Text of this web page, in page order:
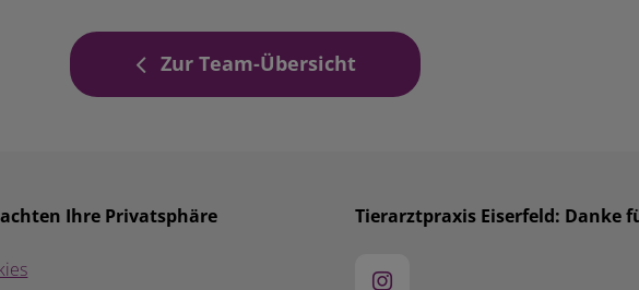
Zur Team-Übersicht
Ihre Privatsphäre Tierarztpraxis Eiserfeld: Danke